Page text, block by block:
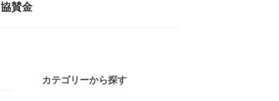
協賛金
カテゴリーから探す